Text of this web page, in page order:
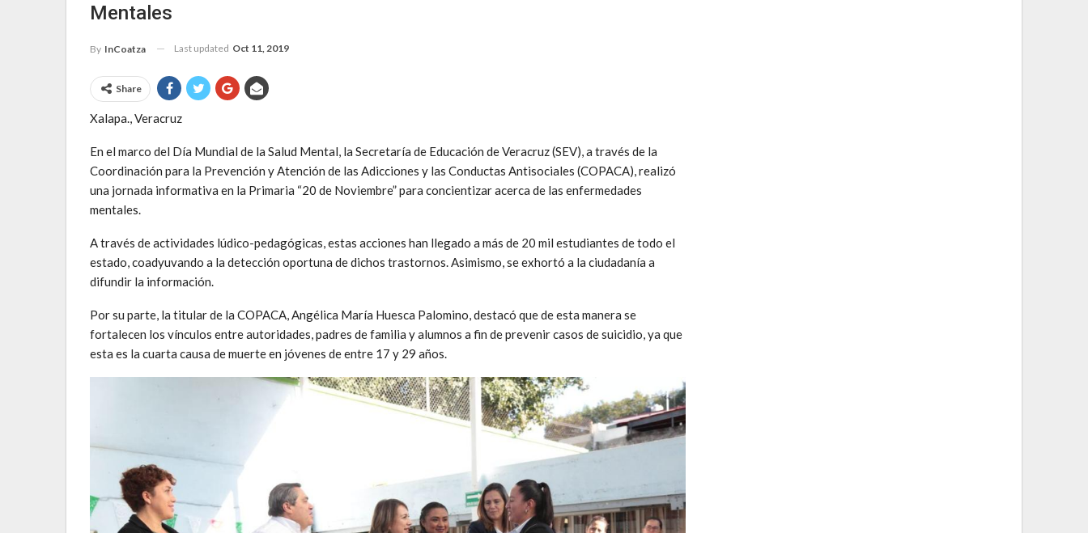
Mentales
By InCoatza Last updated Oct 11, 2019
Share
Xalapa., Veracruz
En el marco del Día Mundial de la Salud Mental, la Secretaría de Educación de Veracruz (SEV), a través de la
Coordinación para la Prevención y Atención de las Adicciones y las Conductas Antisociales (COPACA), realizó
una jornada informativa en la Primaria “20 de Noviembre” para concientizar acerca de las enfermedades
mentales.
A través de actividades lúdico-pedagógicas, estas acciones han llegado a más de 20 mil estudiantes de todo el
estado, coadyuvando a la detección oportuna de dichos trastornos. Asimismo, se exhortó a la ciudadanía a
difundir la información.
Por su parte, la titular de la COPACA, Angélica María Huesca Palomino, destacó que de esta manera se
fortalecen los vínculos entre autoridades, padres de familia y alumnos a fin de prevenir casos de suicidio, ya que
esta es la cuarta causa de muerte en jóvenes de entre 17 y 29 años.